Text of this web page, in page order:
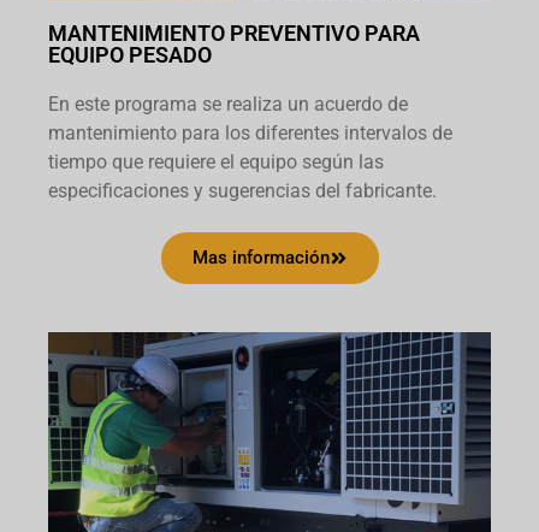
MANTENIMIENTO PREVENTIVO PARA
EQUIPO PESADO
En este programa se realiza un acuerdo de
mantenimiento para los diferentes intervalos de
tiempo que requiere el equipo según las
especificaciones y sugerencias del fabricante.
Mas información